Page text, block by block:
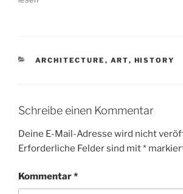
KATEGORIEN
ARCHITECTURE , ART, HISTORY
Schreibe einen Kommentar
Deine E-Mail-Adresse wird nicht
Erforderliche Felder sind mit*
Kommentar*